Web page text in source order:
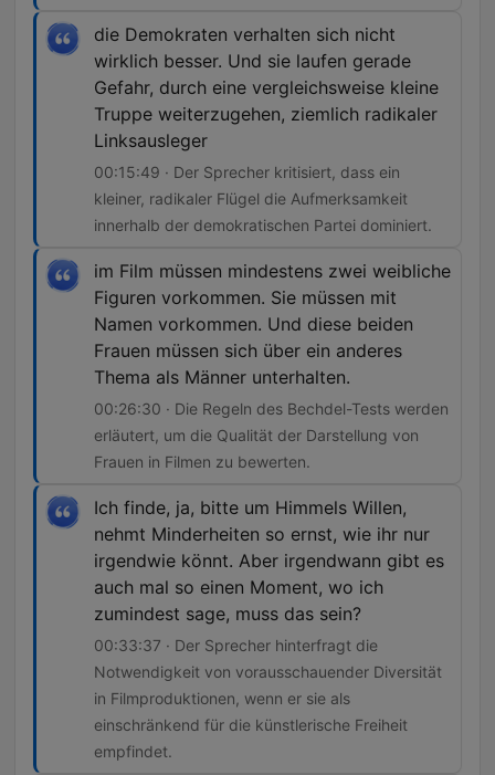
die Demokraten verhalten sich nicht
wirklich besser. Und sie laufen gerade
Gefahr, durch eine vergleichsweise kleine
Truppe weiterzugehen, ziemlich radikaler
Linksausleger
00:15:49 · Der Sprecher kritisiert, dass ein
kleiner, radikaler Flügel die Aufmerksamkeit
innerhalb der demokratischen Partei dominiert.
im Film müssen mindestens zwei weibliche
Figuren vorkommen. Sie müssen mit
Namen vorkommen. Und diese beiden
Frauen müssen sich über ein anderes
Thema als Männer unterhalten.
00:26:30 · Die Regeln des Bechdel-Tests werden
erläutert, um die Qualität der Darstellung von
Frauen in Filmen zu bewerten.
Ich finde, ja, bitte um Himmels Willen,
nehmt Minderheiten so ernst, wie ihr nur
irgendwie könnt. Aber irgendwann gibt es
auch mal so einen Moment, wo ich
zumindest sage, muss das sein?
00:33:37 · Der Sprecher hinterfragt die
Notwendigkeit von vorausschauender Diversität
in Filmproduktionen, wenn er sie als
einschränkend für die künstlerische Freiheit
empfindet.